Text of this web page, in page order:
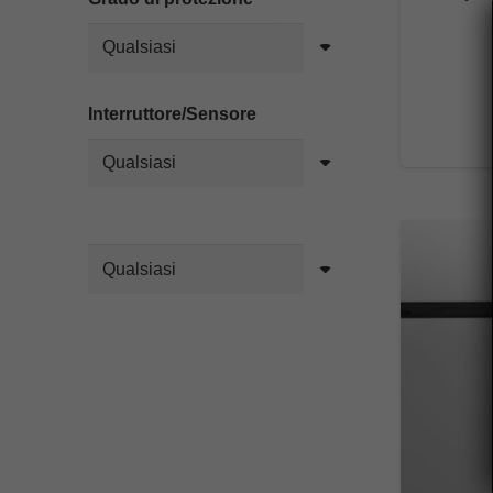
Interruttore/Sensore